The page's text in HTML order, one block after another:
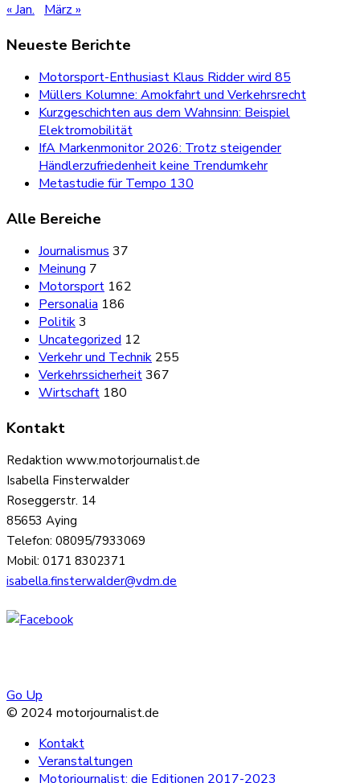
« Jan.
März »
Neueste Berichte
Motorsport-Enthusiast Klaus Ridder wird 85
Müllers Kolumne: Amokfahrt und Verkehrsrecht
Kurzgeschichten aus dem Wahnsinn: Beispiel
Elektromobilität
IfA Markenmonitor 2026: Trotz steigender
Händlerzufriedenheit keine Trendumkehr
Metastudie für Tempo 130
Alle Bereiche
Journalismus 37
Meinung 7
Motorsport 162
Personalia 186
Politik3
Uncategorized 12
Verkehr und Technik 255
Verkehrssicherheit367
Wirtschaft 180
Kontakt
Redaktion www.motorjournalist.de
Isabella Finsterwalder
Roseggerstr. 14
85653 Aying
Telefon: 08095/7933069
Mobil: 0171 8302371
isabella.finsterwalder@vdm.de
Go Up
© 2024 motorjournalist.de
Kontakt
Veranstaltungen
Motorjournalist: die Editionen 2017-2023